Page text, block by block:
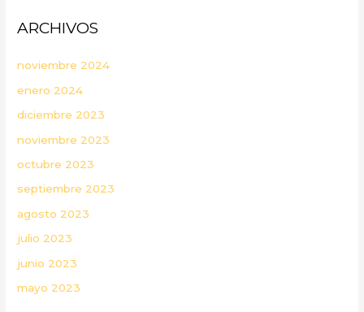
ARCHIVOS
noviembre 2024
enero 2024
diciembre 2023
noviembre 2023
octubre 2023
septiembre 2023
agosto 2023
julio 2023
junio 2023
mayo 2023